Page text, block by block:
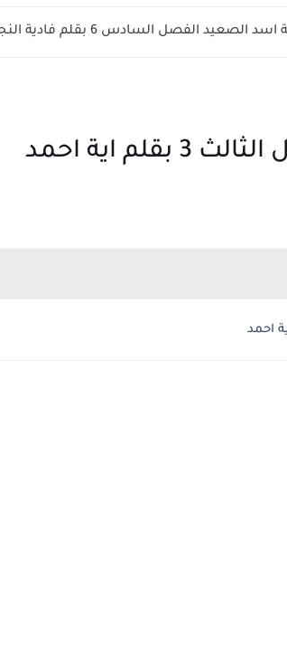
الصعيد الفصل السادس 6 بقلم فادية النجار
اية احمد